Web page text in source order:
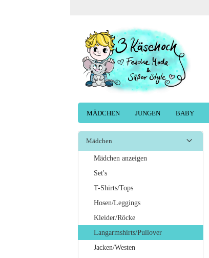
MÄDCHEN JUNGEN BABY
Mädchen
Mädchen anzeigen
Set's
T-Shirts/Tops
Hosen/Leggings
Kleider/Röcke
Langarmshirts/Pullover
Jacken/Westen